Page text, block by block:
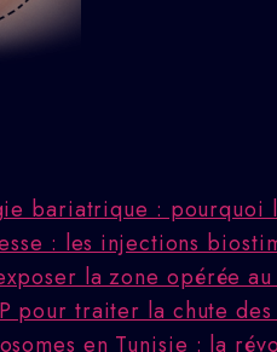
bariatrique : pourquoi
: les injections
la zone opérée
pour traiter la chute
en Tunisie : la